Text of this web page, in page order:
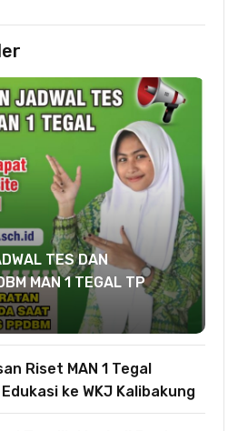
TES DAN
MAN 1 TEGAL TP
Riset MAN 1 Tegal
ke WKJ Kalibakung